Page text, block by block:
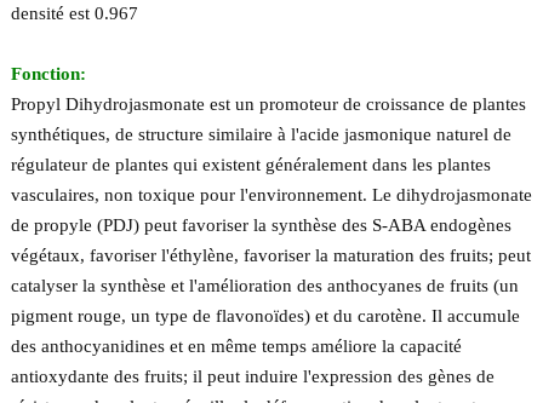
densité est 0.967
Fonction:
Propyl Dihydrojasmonate est un promoteur de croissance de plantes
synthétiques, de structure similaire à l'acide jasmonique naturel de
régulateur de plantes qui existent généralement dans les plantes
vasculaires, non toxique pour l'environnement. Le dihydrojasmonate
de propyle (PDJ) peut favoriser la synthèse des S-ABA endogènes
végétaux, favoriser l'éthylène, favoriser la maturation des fruits; peut
catalyser la synthèse et l'amélioration des anthocyanes de fruits (un
pigment rouge, un type de flavonoïdes) et du carotène. Il accumule
des anthocyanidines et en même temps améliore la capacité
antioxydante des fruits; il peut induire l'expression des gènes de